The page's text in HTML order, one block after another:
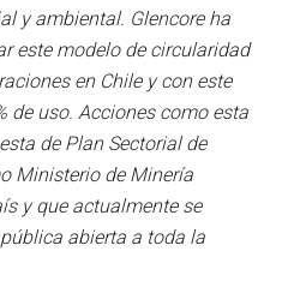
y ambiental. Glencore ha
este modelo de circularidad
en Chile y con este
de uso. Acciones como esta
de Plan Sectorial de
Ministerio de Minería
y que actualmente se
abierta a toda la